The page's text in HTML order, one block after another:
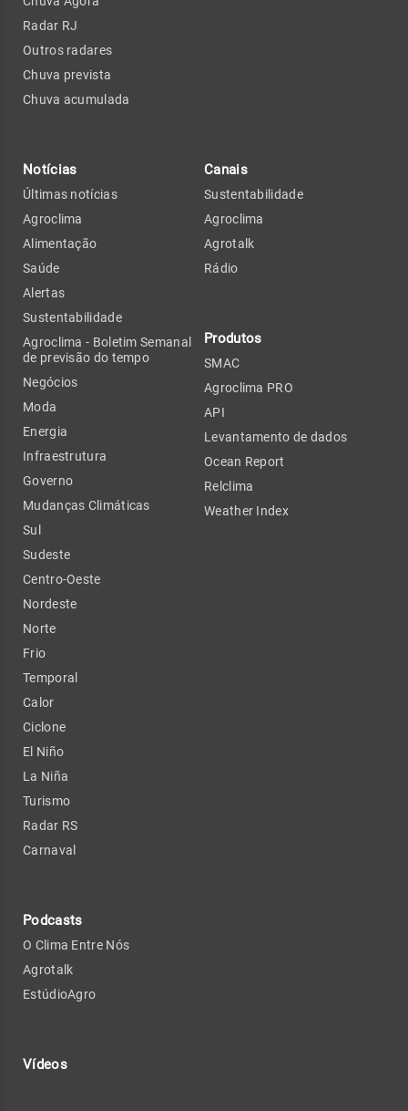
Radar RJ
Outros radares
Chuva prevista
Chuva acumulada
Notícias
Últimas notícias
Agroclima
Alimentação
Saúde
Alertas
Sustentabilidade
Agroclima - Boletim Semanal
de previsão do tempo
Negócios
Moda
Energia
Infraestrutura
Governo
Mudanças Climáticas
Sul
Sudeste
Centro-Oeste
Nordeste
Norte
Frio
Temporal
Calor
Ciclone
El Niño
La Niña
Turismo
Radar RS
Carnaval
Podcasts
O Clima Entre Nós
Agrotalk
EstúdioAgro
Vídeos
Canais
Sustentabilidade
Agroclima
Agrotalk
Rádio
Produtos
SMAC
Agroclima PRO
API
Levantamento de dados
Ocean Report
Relclima
Weather Index